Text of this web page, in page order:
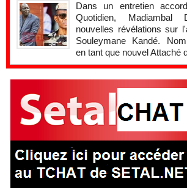
Dans un entretien
Quotidien,
nouvelles révélations sur
Souleymane Kandé.
en tant que nouvel Attaché